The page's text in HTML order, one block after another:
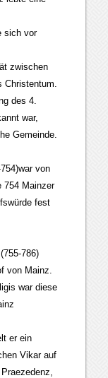
sich vor
zwischen
Christentum.
des 4.
war,
Gemeinde.
von
754 Mainzer
fest
786)
von Mainz.
war diese
er ein
Vikar auf